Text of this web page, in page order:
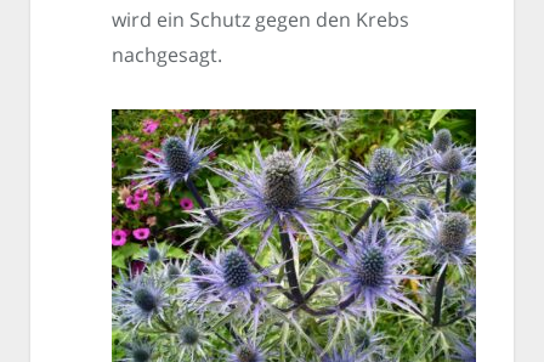
wird ein Schutz gegen den Krebs
nachgesagt.